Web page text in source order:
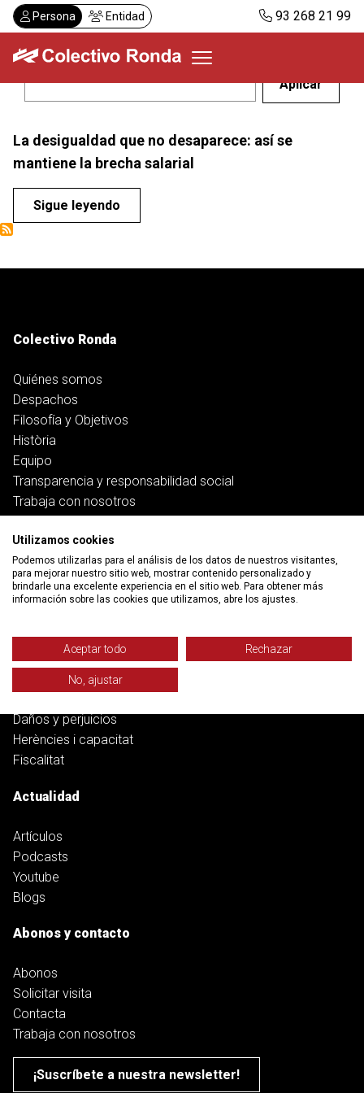
Pasar
al
contenido
Persona Entidad 93 268 21 99
Servicios
Actualidad
Despachos
Solicitar visita
La desigualdad que no desaparece: así se
mantiene la brecha salarial
Sigue leyendo
Colectivo Ronda
Quiénes somos
Despachos
Filosofía y Objetivos
Història
Equipo
Transparencia y responsabilidad social
Trabaja con nosotros
Servicios
Trabajo
Salud y pensiones
Banca, deuda y ciberfraudes
Familia
Función pública
Daños y perjuicios
Herències i capacitat
Fiscalitat
Actualidad
Artículos
Podcasts
Youtube
Blogs
Abonos y contacto
Abonos
Solicitar visita
Contacta
Trabaja con nosotros
¡Suscríbete a nuestra newsletter!
Utilizamos cookies
Podemos utilizarlas para el análisis de los datos de nuestros visitantes,
para mejorar nuestro sitio web, mostrar contenido personalizado y
brindarle una excelente experiencia en el sitio web. Para obtener más
información sobre las cookies que utilizamos, abre los ajustes.
Aceptar todo Rechazar
No, ajustar